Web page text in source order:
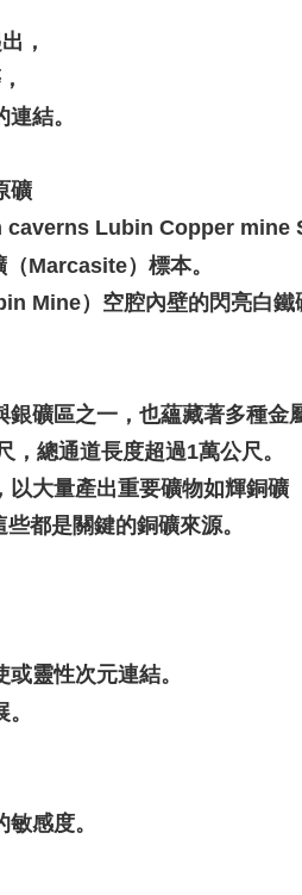
，
結。
礦
Lubin Copper mine
Marcasite）標本。
Mine）空腔內壁的閃亮白鐵
礦區之一，也蘊藏著多種金
總通道長度超過1萬公尺。
以大量產出重要礦物如輝銅
都是關鍵的銅礦來源。
靈性次元連結。
感度。